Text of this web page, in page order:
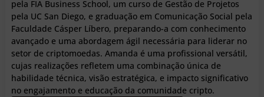
pela FIA Business School, um curso de Gestão de Projetos
pela UC San Diego, e graduação em Comunicação Social pela
Faculdade Cásper Líbero, preparando-a com conhecimento
avançado e uma abordagem ágil necessária para liderar no
setor de criptomoedas. Amanda é uma profissional versátil,
cujas realizações refletem uma combinação única de
habilidade técnica, visão estratégica, e impacto significativo
no engajamento e educação da comunidade cripto.